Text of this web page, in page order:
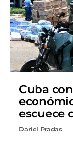
Cuba
escuece
Dariel Pradas